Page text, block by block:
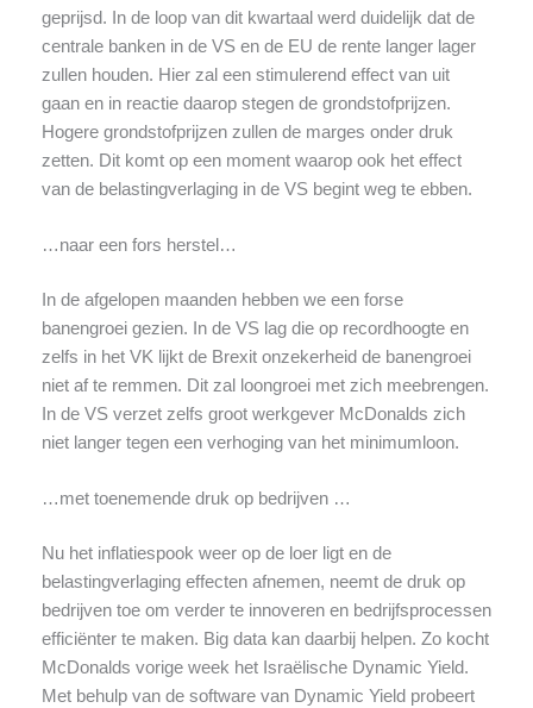
geprijsd. In de loop van dit kwartaal werd duidelijk dat de
centrale banken in de VS en de EU de rente langer lager
zullen houden. Hier zal een stimulerend effect van uit
gaan en in reactie daarop stegen de grondstofprijzen.
Hogere grondstofprijzen zullen de marges onder druk
zetten. Dit komt op een moment waarop ook het effect
van de belastingverlaging in de VS begint weg te ebben.
…naar een fors herstel…
In de afgelopen maanden hebben we een forse
banengroei gezien. In de VS lag die op recordhoogte en
zelfs in het VK lijkt de Brexit onzekerheid de banengroei
niet af te remmen. Dit zal loongroei met zich meebrengen.
In de VS verzet zelfs groot werkgever McDonalds zich
niet langer tegen een verhoging van het minimumloon.
…met toenemende druk op bedrijven …
Nu het inflatiespook weer op de loer ligt en de
belastingverlaging effecten afnemen, neemt de druk op
bedrijven toe om verder te innoveren en bedrijfsprocessen
efficiënter te maken. Big data kan daarbij helpen. Zo kocht
McDonalds vorige week het Israëlische Dynamic Yield.
Met behulp van de software van Dynamic Yield probeert